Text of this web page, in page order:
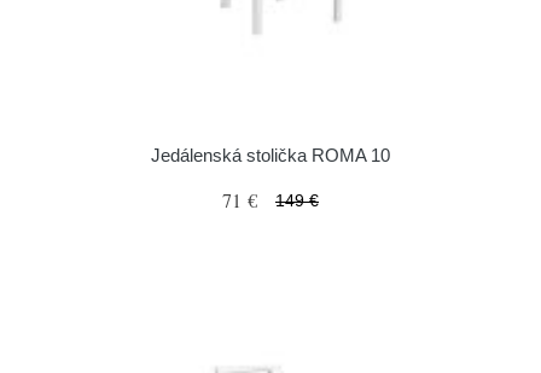
Jedálenská stolička ROMA 10
71 € 149 €